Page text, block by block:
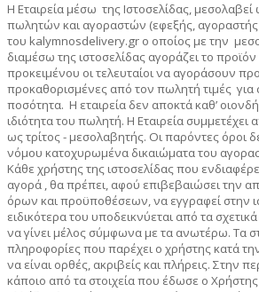
Η Εταιρεία μέσω της Ιστοσελίδας, μεσολαβεί
πωλητών και αγοραστών (εφεξής, αγοραστής
του kalymnosdelivery.gr ο οποίος με την
διαμέσω της ιστοσελίδας αγοράζει το
προκειμένου οι τελευταίοι να αγοράσουν
προκαθορισμένες από τον πωλητή τιμές για
ποσότητα. Η εταιρεία δεν αποκτά καθ’
ιδιότητα του πωλητή. Η Εταιρεία συμμετέχει
ως τρίτος - μεσολαβητής. Οι παρόντες όροι
νόμου κατοχυρωμένα δικαιώματα του
Κάθε χρήστης της ιστοσελίδας που
αγορά , θα πρέπει, αφού επιβεβαιώσει την
όρων και προϋποθέσεων, να εγγραφεί στην
ειδικότερα του υποδεικνύεται από τα
να γίνει μέλος σύμφωνα με τα ανωτέρω. Τα
πληροφορίες που παρέχει ο χρήστης κατά
να είναι ορθές, ακριβείς και πλήρεις. Στην
κάποιο από τα στοιχεία που έδωσε ο